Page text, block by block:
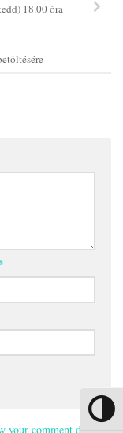
Nagy
18.00 óra
your comment data is